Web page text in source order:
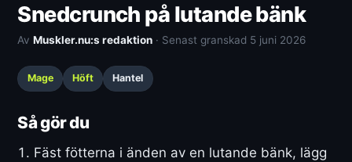
Snedcrunch på lutande bänk
AvMuskler.nu:s redaktion · Senast granskad 5 juni 2026
Mage Höft Hantel
Så gör du
Fäst fötterna i änden av en lutande bänk, lägg